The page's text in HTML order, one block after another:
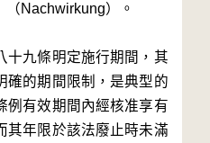
Nachwirkung）。
十九條明定施行期間，其
確的期間限制，是典型的
例有效期間內經核准享有
其年限於該法廢止時未滿